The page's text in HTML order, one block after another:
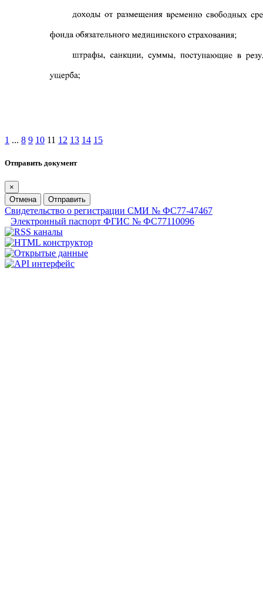
1 ... 8 9 10 11 12 13 14 15
Отправить документ
×
Отмена
Отправить
Свидетельство о регистрации СМИ № ФС77-47467
Электронный паспорт ФГИС № ФС77110096